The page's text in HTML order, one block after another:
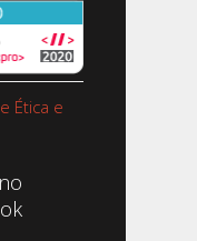
Ética e